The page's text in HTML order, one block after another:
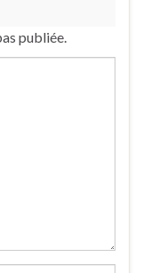
publiée.